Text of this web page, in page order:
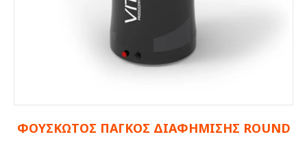
ΦΟΥΣΚΩΤΟΣ ΠΑΓΚΟΣ ΔΙΑΦΗΜΙΣΗΣ ROUND